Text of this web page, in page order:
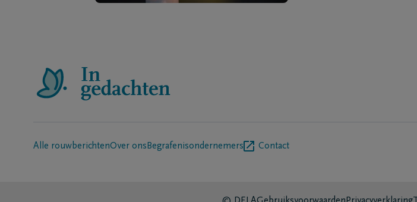
Alle rouwberichtenOver ons Begrafenisondernemers Contact